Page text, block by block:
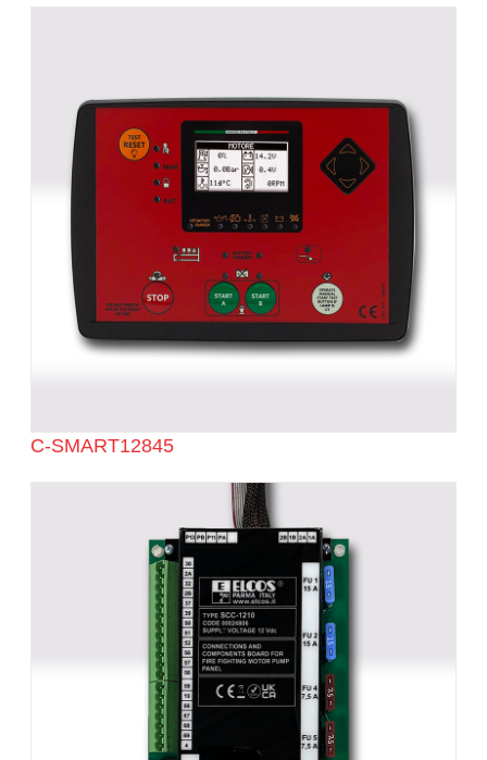
C-SMART12845